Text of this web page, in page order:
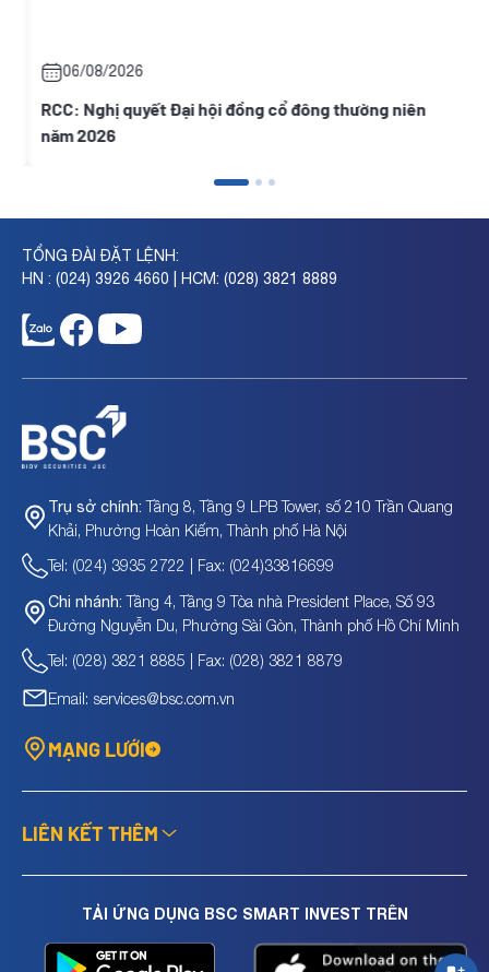
06/08/2026
RCC: Nghị quyết Đại hội đồng cổ đông thường niên
năm 2026
TỔNG ĐÀI ĐẶT LỆNH:
HN : (024) 3926 4660 | HCM: (028) 3821 8889
Trụ sở chính: Tầng 8, Tầng 9 LPB Tower, số 210 Trần Quang
Khải, Phường Hoàn Kiếm, Thành phố Hà Nội
Tel: (024) 3935 2722 | Fax: (024)33816699
Chi nhánh: Tầng 4, Tầng 9 Tòa nhà President Place, Số 93
Đường Nguyễn Du, Phường Sài Gòn, Thành phố Hồ Chí Minh
Tel: (028) 3821 8885 | Fax: (028) 3821 8879
Email: services@bsc.com.vn
MẠNG LƯỚI
LIÊN KẾT THÊM
TẢI ỨNG DỤNG BSC SMART INVEST TRÊN